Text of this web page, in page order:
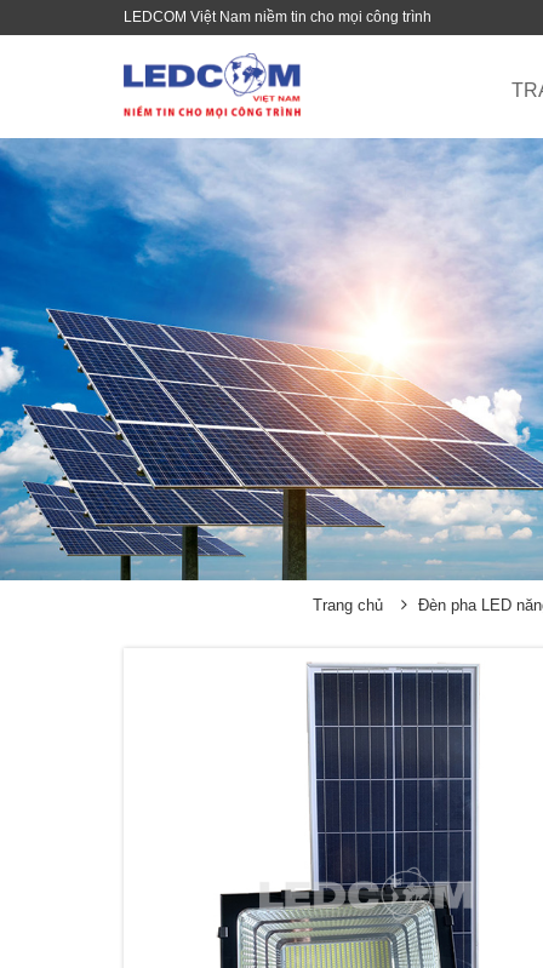
LEDCOM Việt Nam niềm tin cho mọi công trình
Trang chủ Đèn pha LED